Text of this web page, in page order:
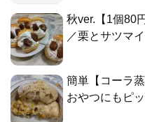
秋ver.【1個80
／栗とサツマ
簡単【コーラ
おやつにもピ